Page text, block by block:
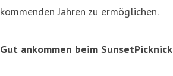
kommenden Jahren zu ermöglichen.
Gut ankommen beim SunsetPicknick